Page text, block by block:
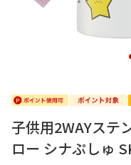
子供用2WAYステ
ロー シナぷしゅ